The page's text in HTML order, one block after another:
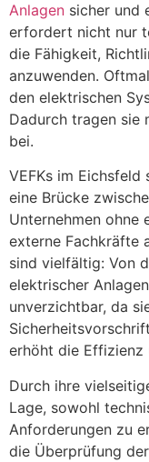
Anlagen sicher und
erfordert nicht nur
die Fähigkeit,
anzuwenden.
den elektrischen
Dadurch tragen sie
bei.
VEFKs im
eine Brücke
Unternehmen ohne
externe Fachkräfte
sind vielfältig: Von
elektrischer
unverzichtbar, da
erhöht die Effizienz
Durch ihre
Lage, sowohl
Anforderungen zu
die Überprüfung